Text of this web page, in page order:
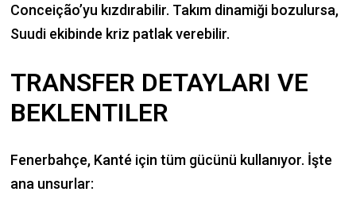
Conceição’yu kızdırabilir. Takım dinamiği bozulursa,
Suudi ekibinde kriz patlak verebilir.
TRANSFER DETAYLARI VE
BEKLENTILER
Fenerbahçe, Kanté için tüm gücünü kullanıyor. İşte
ana unsurlar: